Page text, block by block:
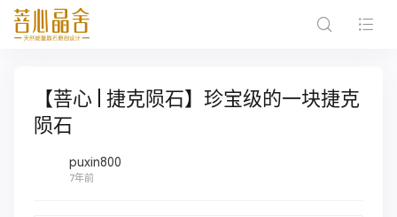
【菩心 | 捷克陨石】珍宝级的一块捷克
陨石
puxin800
7年前